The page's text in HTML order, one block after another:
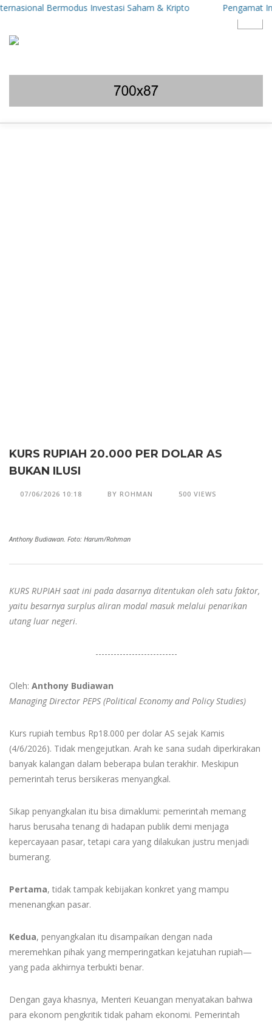
Bermodus Investasi Saham & Kripto Pengamat
KURS RUPIAH 20.000 PER DOLAR AS
BUKAN ILUSI
07/06/2026 10:18 BY ROHMAN 500 VIEWS
Anthony Budiawan. Foto: Harum/Rohman
KURS RUPIAH saat ini pada dasarnya ditentukan oleh satu faktor,
yaitu besarnya surplus aliran modal masuk melalui penarikan
utang luar negeri.
---------------------------
Oleh: Anthony Budiawan
Managing Director PEPS (Political Economy and Policy Studies)
Kurs rupiah tembus Rp18.000 per dolar AS sejak Kamis
(4/6/2026). Tidak mengejutkan. Arah ke sana sudah diperkirakan
banyak kalangan dalam beberapa bulan terakhir. Meskipun
pemerintah terus bersikeras menyangkal.
Sikap penyangkalan itu bisa dimaklumi: pemerintah memang
harus berusaha tenang di hadapan publik demi menjaga
kepercayaan pasar, tetapi cara yang dilakukan justru menjadi
bumerang.
Pertama, tidak tampak kebijakan konkret yang mampu
menenangkan pasar.
Kedua, penyangkalan itu disampaikan dengan nada
meremehkan pihak yang memperingatkan kejatuhan rupiah—
yang pada akhirnya terbukti benar.
Dengan gaya khasnya, Menteri Keuangan menyatakan bahwa
para ekonom pengkritik tidak paham ekonomi. Pemerintah